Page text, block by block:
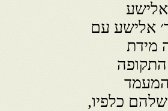
אלישע עם
מידת
התקופה
המעמד
כלפיו,